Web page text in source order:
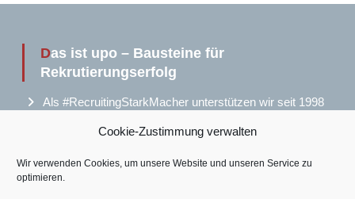
Cookie-Zustimmung verwalten
Wir verwenden Cookies, um unsere Website und unseren Service zu
optimieren.
Das ist upo – Bausteine für
Rekrutierungserfolg
Als #RecruitingStarkMacher unterstützen wir seit 1998
zu erreichen, und Recruiting Akteure immer besser zu
machen.